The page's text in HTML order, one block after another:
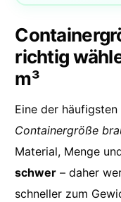
richtig
m³
Eine der
Containergröße
Material, Menge
schwer – daher
schneller zum